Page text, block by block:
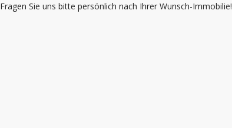
Fragen Sie uns bitte persönlich nach Ihrer Wunsch-Immobilie!